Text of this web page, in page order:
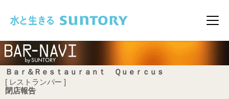
メ
Ｂａｒ＆Ｒｅｓｔａｕｒａｎｔ Ｑｕｅｒｃｕｓ
[ レストランバー ]
閉店報告